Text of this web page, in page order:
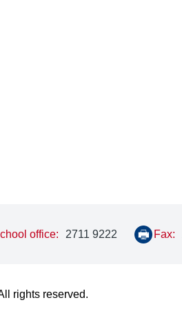
office: 2711 9222 Fax:
rights reserved.